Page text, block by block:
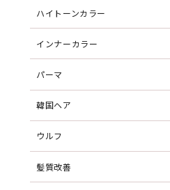
ハイトーンカラー
インナーカラー
パーマ
韓国ヘア
ウルフ
髪質改善